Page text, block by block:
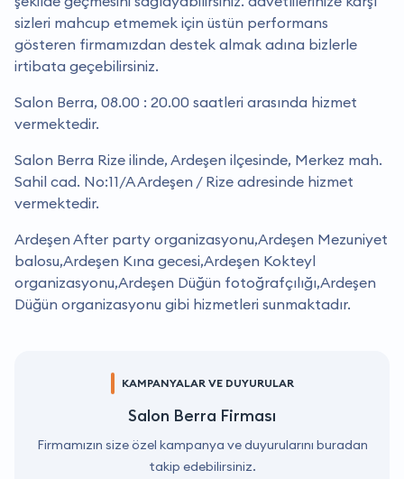
sizleri mahcup etmemek için üstün performans
gösteren firmamızdan destek almak adına bizlerle
irtibata geçebilirsiniz.
Salon Berra, 08.00 : 20.00 saatleri arasında hizmet
vermektedir.
Salon Berra Rize ilinde, Ardeşen ilçesinde, Merkez mah.
Sahil cad. No:11/A Ardeşen / Rize adresinde hizmet
vermektedir.
Ardeşen After party organizasyonu,Ardeşen Mezuniyet
balosu,Ardeşen Kına gecesi,Ardeşen Kokteyl
organizasyonu,Ardeşen Düğün fotoğrafçılığı,Ardeşen
Düğün organizasyonu gibi hizmetleri sunmaktadır.
KAMPANYALAR VE DUYURULAR
Salon Berra Firması
Firmamızın size özel kampanya ve duyurularını buradan
takip edebilirsiniz.